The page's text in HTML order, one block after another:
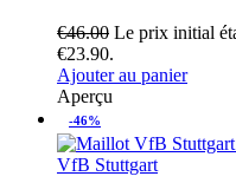
€46.00 Le prix initial
€23.90.
Ajouter au panier
Aperçu
-46%
VfB Stuttgart